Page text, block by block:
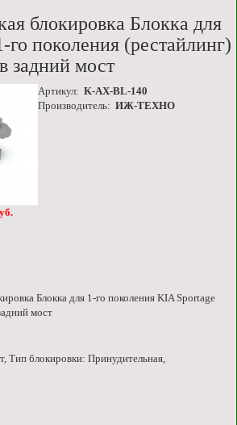
блокировка Блокка для
поколения (рестайлинг)
в задний мост
Артикул: K-AX-BL-140
Производитель: ИЖ-ТЕХНО
Блокка для 1-го поколения KIA Sportage
мост
Тип блокировки: Принудительная,